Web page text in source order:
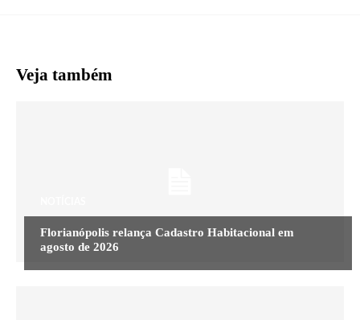
Veja também
Florianópolis relança Cadastro Habitacional em
agosto de 2026